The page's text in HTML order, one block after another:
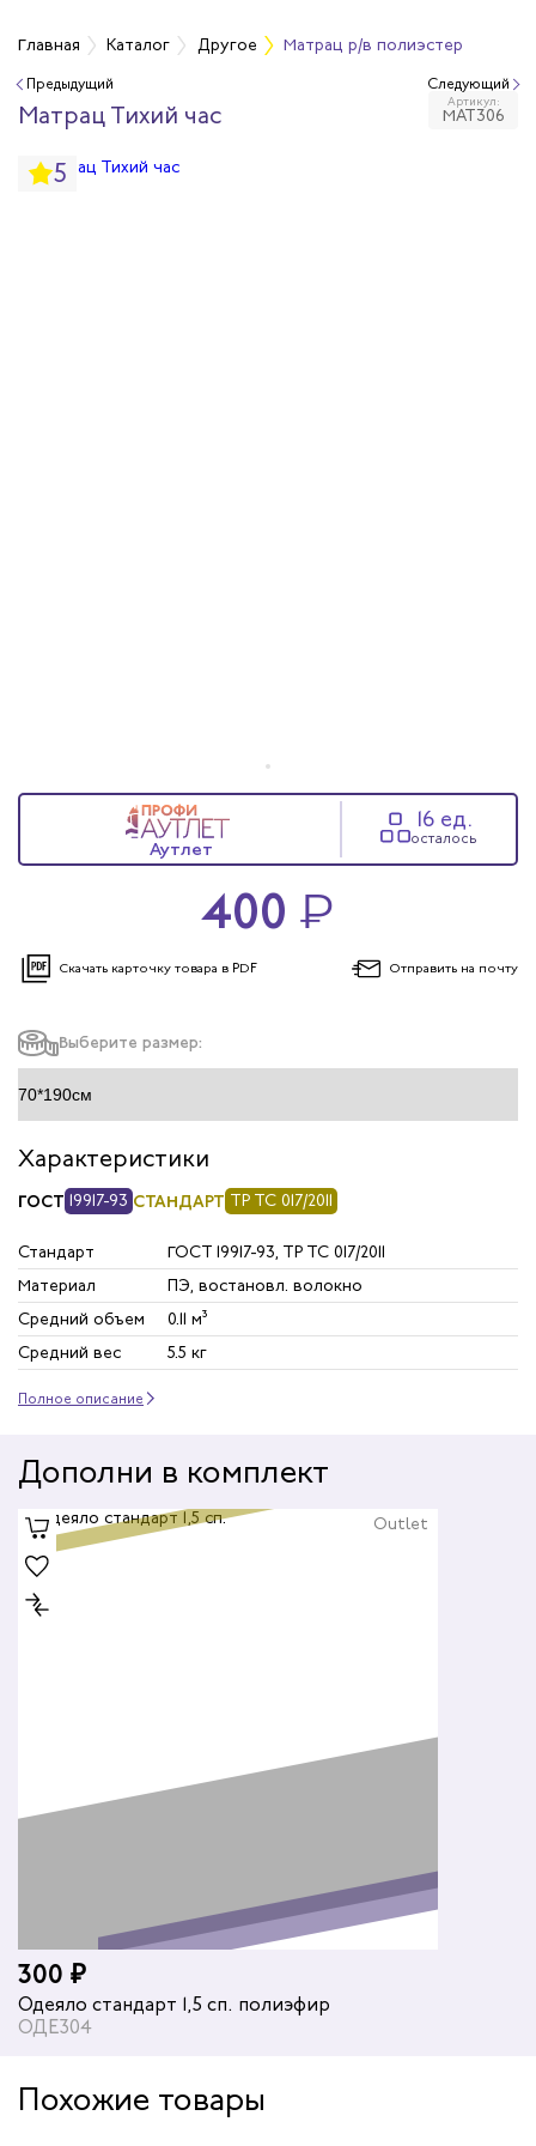
Главная Каталог Другое Матрац р/в полиэстер
Предыдущий
Матрац Тихий час Артикул:
МАТ306
5
Выберите размер:
Характеристики
ГОСТ 19917-93 СТАНДАРТ ТР ТС 017/2011
Стандарт
ГОСТ 19917-93, ТР ТС 017/2011
Материал
ПЭ, востановл. волокно
Средний объем
0.11 м³
Средний вес
5.5 кг
Полное описание
Аутлет
16 ед.
осталось
400 ₽
Скачать карточку товара в PDF Отправить на почту
Следующий
Дополни в комплект
Outlet
300 ₽
Одеяло стандарт 1,5 сп. полиэфир
ОДЕ304
Похожие товары